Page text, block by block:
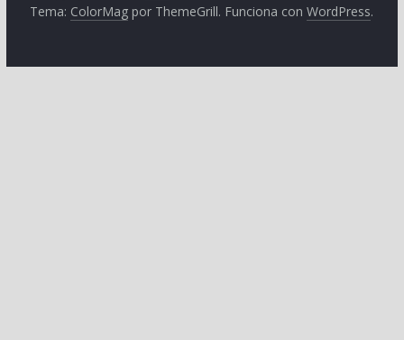
Tema: ColorMag por ThemeGrill. Funciona conWordPress.